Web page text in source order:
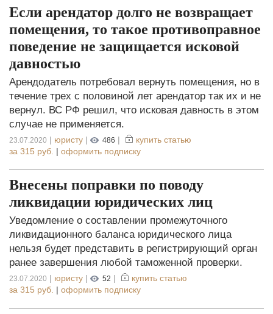
Если арендатор долго не возвращает
помещения, то такое противоправное
поведение не защищается исковой
давностью
Арендодатель потребовал вернуть помещения, но в
течение трех с половиной лет арендатор так их и не
вернул. ВС РФ решил, что исковая давность в этом
случае не применяется.
23.07.2020 | юристу | 486 |
купить статью
за 315 руб. | оформить подписку
Внесены поправки по поводу
ликвидации юридических лиц
Уведомление о составлении промежуточного
ликвидационного баланса юридического лица
нельзя будет представить в регистрирующий орган
ранее завершения любой таможенной проверки.
23.07.2020 | юристу | 52 |
купить статью
за 315 руб. | оформить подписку